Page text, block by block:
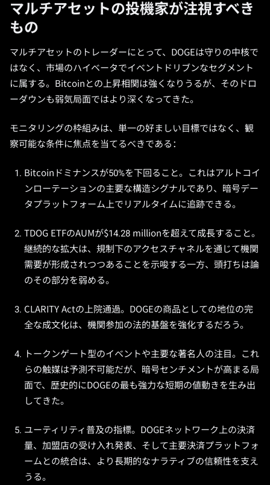
マルチアセットの投機家が注視すべき
もの
マルチアセットのトレーダーにとって、DOGEは守りの中核で
はなく、市場のハイベータでイベントドリブンなセグメント
に属する。Bitcoinとの上昇相関は強くなりうるが、そのドロ
ーダウンも弱気局面ではより深くなってきた。
モニタリングの枠組みは、単一の好ましい目標ではなく、観
察可能な条件に焦点を当てるべきである：
Bitcoinドミナンスが50%を下回ること。これはアルトコイ
ンローテーションの主要な構造シグナルであり、暗号デー
タプラットフォーム上でリアルタイムに追跡できる。
TDOG ETFのAUMが$14.28 millionを超えて成長すること。
継続的な拡大は、規制下のアクセスチャネルを通じて機関
需要が形成されつつあることを示唆する一方、頭打ちは論
のその部分を弱める。
CLARITY Actの上院通過。DOGEの商品としての地位の完
全な成文化は、機関参加の法的基盤を強化するだろう。
トークンゲート型のイベントや主要な著名人の注目。これ
らの触媒は予測不可能だが、暗号センチメントが高まる局
面で、歴史的にDOGEの最も強力な短期の値動きを生み出
してきた。
ユーティリティ普及の指標。DOGEネットワーク上の決済
量、加盟店の受け入れ発表、そして主要決済プラットフォ
ームとの統合は、より長期的なナラティブの信頼性を支え
うる。